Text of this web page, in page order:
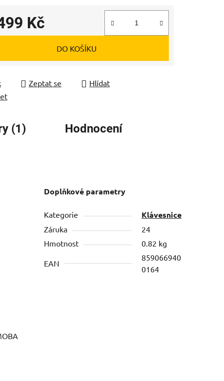
Kč
cena:
DO KOŠÍKU
Zeptat se
Hlídat
(1) Hodnocení
Doplňkové parametry
Kategorie Klávesnice
Záruka
24
Hmotnost
0.82 kg
EAN
859066940
0164